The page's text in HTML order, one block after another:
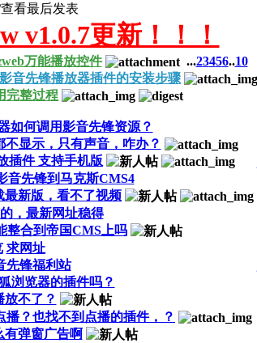
看最后发表
v1.0.7更新！！！
万能播放控件 ...23456..10
音先锋播放器插件的安装步骤
完整过程
如何调用影音先锋资源？
显示，只有声音，咋办？
插件 支持手机版
音先锋到马克斯CMS4
最新版，看不了视频
，最新网址稳得
整合到帝国CMS上吗
求网址
先锋福利站
浏览器的插件吗？
放不了？
？也找不到点播的插件，？
有弹窗广告啊